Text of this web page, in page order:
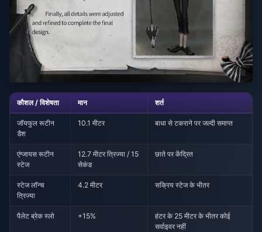
कौशल / विशेषता मान शर्त
जॉयफुल रूटीन
डैश
10.1 मीटर बाधा से टकराने पर जल्दी समाप्त
एंग्जायस रूटीन
स्टेज
12.7 मीटर त्रिज्या / 15
सेकंड
छाते पर केंद्रित
स्टेज लॉन्च
त्रिज्या
4.2 मीटर सक्रिय स्टेज के भीतर
पैलेट ब्रेक स्लो +15%
हंटर के 25 मीटर के भीतर कोई
सर्वाइवर नहीं